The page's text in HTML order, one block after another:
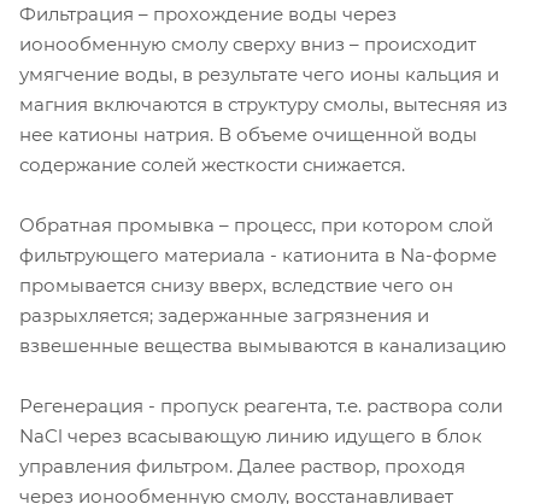
Фильтрация – прохождение воды через
ионообменную смолу сверху вниз – происходит
умягчение воды, в результате чего ионы кальция и
магния включаются в структуру смолы, вытесняя из
нее катионы натрия. В объеме очищенной воды
содержание солей жесткости снижается.
Обратная промывка – процесс, при котором слой
фильтрующего материала - катионита в Na-форме
промывается снизу вверх, вследствие чего он
разрыхляется; задержанные загрязнения и
взвешенные вещества вымываются в канализацию
Регенерация - пропуск реагента, т.е. раствора соли
NaCl через всасывающую линию идущего в блок
управления фильтром. Далее раствор, проходя
через ионообменную смолу, восстанавливает